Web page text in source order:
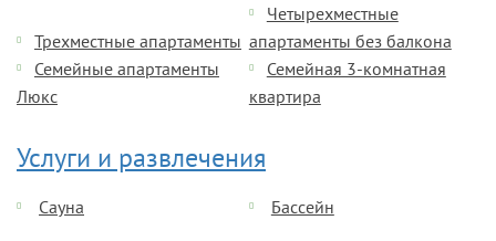
Трехместные апартаменты
Четырехместные
апартаменты без балкона
Семейные апартаменты
Люкс
Семейная 3-комнатная
квартира
Услуги и развлечения
Сауна Бассейн